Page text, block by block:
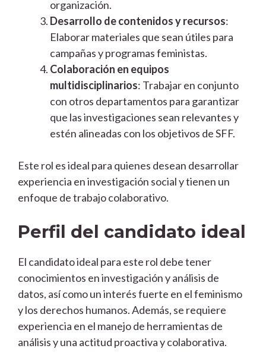
organización.
Desarrollo de contenidos y recursos:
Elaborar materiales que sean útiles para
campañas y programas feministas.
Colaboración en equipos
multidisciplinarios: Trabajar en conjunto
con otros departamentos para garantizar
que las investigaciones sean relevantes y
estén alineadas con los objetivos de SFF.
Este rol es ideal para quienes desean desarrollar
experiencia en investigación social y tienen un
enfoque de trabajo colaborativo.
Perfil del candidato ideal
El candidato ideal para este rol debe tener
conocimientos en investigación y análisis de
datos, así como un interés fuerte en el feminismo
y los derechos humanos. Además, se requiere
experiencia en el manejo de herramientas de
análisis y una actitud proactiva y colaborativa.